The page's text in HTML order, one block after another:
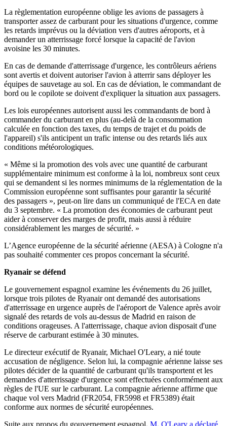
La règlementation européenne oblige les avions de passagers à
transporter assez de carburant pour les situations d'urgence, comme
les retards imprévus ou la déviation vers d'autres aéroports, et à
demander un atterrissage forcé lorsque la capacité de l'avion
avoisine les 30 minutes.
En cas de demande d'atterrissage d'urgence, les contrôleurs aériens
sont avertis et doivent autoriser l'avion à atterrir sans déployer les
équipes de sauvetage au sol. En cas de déviation, le commandant de
bord ou le copilote se doivent d'expliquer la situation aux passagers.
Les lois européennes autorisent aussi les commandants de bord à
commander du carburant en plus (au-delà de la consommation
calculée en fonction des taxes, du temps de trajet et du poids de
l'appareil) s'ils anticipent un trafic intense ou des retards liés aux
conditions météorologiques.
« Même si la promotion des vols avec une quantité de carburant
supplémentaire minimum est conforme à la loi, nombreux sont ceux
qui se demandent si les normes minimums de la réglementation de la
Commission européenne sont suffisantes pour garantir la sécurité
des passagers », peut-on lire dans un communiqué de l'ECA en date
du 3 septembre. « La promotion des économies de carburant peut
aider à conserver des marges de profit, mais aussi à réduire
considérablement les marges de sécurité. »
L’Agence européenne de la sécurité aérienne (AESA) à Cologne n'a
pas souhaité commenter ces propos concernant la sécurité.
Ryanair se défend
Le gouvernement espagnol examine les événements du 26 juillet,
lorsque trois pilotes de Ryanair ont demandé des autorisations
d'atterrissage en urgence auprès de l'aéroport de Valence après avoir
signalé des retards de vols au-dessus de Madrid en raison de
conditions orageuses. A l'atterrissage, chaque avion disposait d'une
réserve de carburant estimée à 30 minutes.
Le directeur exécutif de Ryanair, Michael O'Leary, a nié toute
accusation de négligence. Selon lui, la compagnie aérienne laisse ses
pilotes décider de la quantité de carburant qu'ils transportent et les
demandes d'atterrissage d'urgence sont effectuées conformément aux
règles de l'UE sur le carburant. La compagnie aérienne affirme que
chaque vol vers Madrid (FR2054, FR5998 et FR5389) était
conforme aux normes de sécurité européennes.